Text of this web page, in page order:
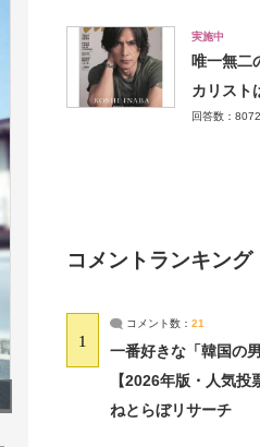
実施中
唯一無二
カリスト
回答数：8072
コメントランキング
1
コメント数： 21
一番好きな「韓国の
【2026年版・人気投
ねとらぼリサーチ